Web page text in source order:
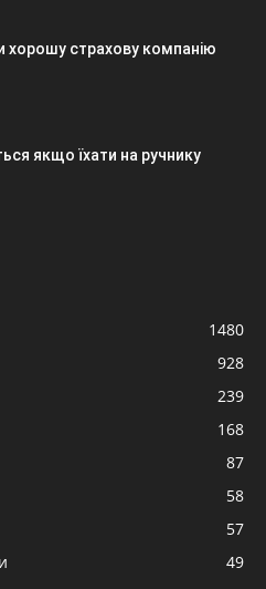
хорошу страхову компанію
якщо їхати на ручнику
1480
928
239
168
87
58
57
49